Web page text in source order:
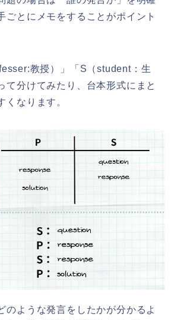
ごとにメモをすることがポイント
教授）」「S（student：生
て分けてみたり、台本形式にまと
くなります。
のような発言をしたかが分かるよ